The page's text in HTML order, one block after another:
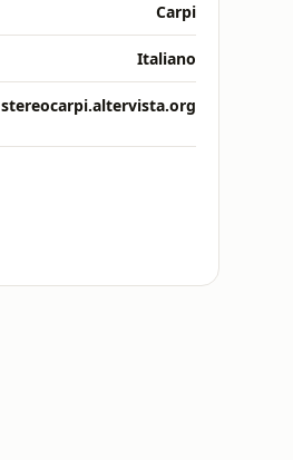
Carpi
Italiano
stereocarpi.altervista.org